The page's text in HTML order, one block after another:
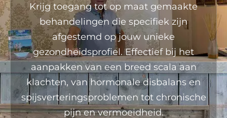
Krijg toegang tot op maat gemaakte
behandelingen die specifiek zijn
afgestemd op jouw unieke
gezondheidsprofiel. Effectief bij het
aanpakken van een breed scala aan
klachten, van hormonale disbalans en
spijsverteringsproblemen tot chronische
pijn en vermoeidheid.